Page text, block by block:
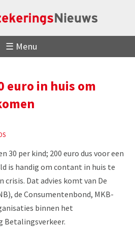
☰ Menu
euro in huis om
30 per kind; 200 euro dus voor een
is handig om contant in huis te
crisis. Dat advies komt van De
de Consumentenbond, MKB-
binnen het
Betalingsverkeer.